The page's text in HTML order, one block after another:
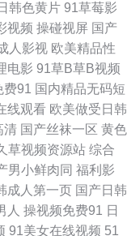
幕 大香蕉51 中文字幕人
片区 午夜福利合集一区
伯虎 免费看黄色91 超
综合 91系列在线视频
福利老司机 91人体 欧
韩色黄片 91草莓影
视频 操碰视屏 国产
人影视 欧美精品性
电影 91草B草B视频
费91 国内精品无码短
线观看 欧美做受日韩
清 国产丝袜一区 黄色
草视频资源站 综合
男小鲜肉同 福利影
成人第一页 国产日韩
人 操视频免费91 日
91美女在线视频 51